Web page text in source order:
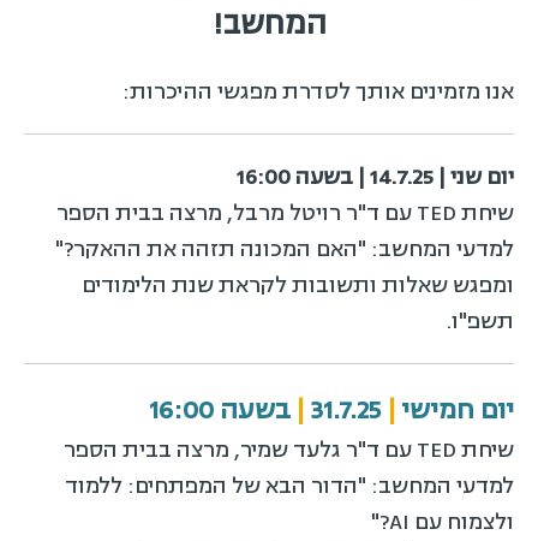
המחשב!
אנו מזמינים אותך לסדרת מפגשי ההיכרות:
יום שני | 14.7.25 | בשעה 16:00
שיחת TED עם ד"ר רויטל מרבל, מרצה בבית הספר
למדעי המחשב: "האם המכונה תזהה את ההאקר?"
ומפגש שאלות ותשובות לקראת שנת הלימודים
תשפ"ו.
יום חמישי|
| בשעה 16:00
שיחת TED עם ד"ר גלעד שמיר, מרצה בבית הספר
למדעי המחשב: "הדור הבא של המפתחים: ללמוד
ולצמוח עם AI?"